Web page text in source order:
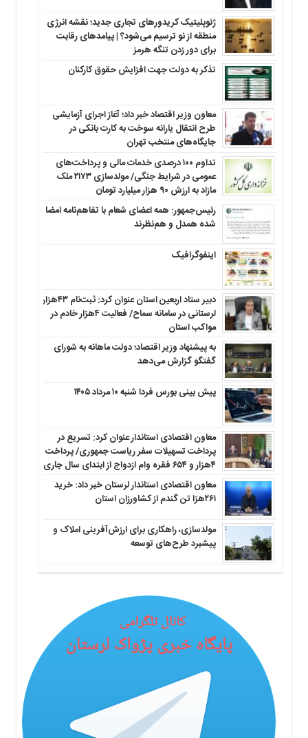
ژئوپلیتیک کریدورهای تجاری جدید؛ نقشه انرژی
منطقه‌ از نو ترسیم می‌شود؟ | پیامدهای رقابت
برای دور زدن تنگه هرمز
تذکر به دولت جهت افزایش حقوق کارکنان ‌
معاون وزیر اقتصاد خبر داد؛ آغاز اجرای آزمایشی
طرح انتقال یارانه سوخت به کارت بانکی در
جایگاه‌های منتخب تهران
تداوم ۱۰۰ درصدی خدمات مالی و پرداخت‌های
عمومی در شرایط جنگی/ مولدسازی ۲۱۷۳ ملک
مازاد به ارزش ۹۰ هزار میلیارد تومان
رئیس‌جمهور: همه اعضای شعام با تفاهم‌نامه امضا
شده همدل و هم‌نظرند
اینفوگرافیک
دبیر ستاد اربعین استان عنوان کرد: ثبت‌نام ۴۳هزار
لرستانی در سامانه سماح/ فعالیت ۴هزار خادم در
مواکب استان
به پیشنهاد وزیر اقتصاد؛ دولت ماهانه به شورای
گفتگو گزارش می‌دهد
پیش بینی بورس فردا شنبه ۱۰ مرداد ۱۴۰۵
معاون اقتصادی استاندار عنوان کرد: تسریع در
پرداخت تسهیلات سفر ریاست جمهوری/ پرداخت
۴هزار و ۶۵۴ فقره وام ازدواج از ابتدای سال جاری
معاون اقتصادی استاندار لرستان خبر داد: خرید
۲۶۱هزا تن گندم از کشاورزان استان
مولدسازی، راهکاری برای ارزش‌آفرینی املاک و
پیشبرد طرح‌های توسعه